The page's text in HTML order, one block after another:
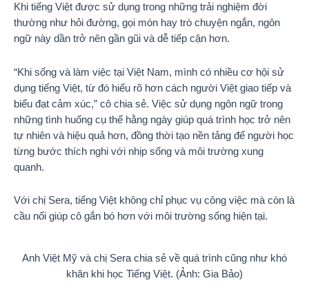
Khi tiếng Việt được sử dụng trong những trải nghiệm đời
thường như hỏi đường, gọi món hay trò chuyện ngắn, ngôn
ngữ này dần trở nên gần gũi và dễ tiếp cận hơn.
“Khi sống và làm việc tại Việt Nam, mình có nhiều cơ hội sử
dụng tiếng Việt, từ đó hiểu rõ hơn cách người Việt giao tiếp và
biểu đạt cảm xúc,” cô chia sẻ. Việc sử dụng ngôn ngữ trong
những tình huống cụ thể hằng ngày giúp quá trình học trở nên
tự nhiên và hiệu quả hơn, đồng thời tạo nền tảng để người học
từng bước thích nghi với nhịp sống và môi trường xung
quanh.
Với chị Sera, tiếng Việt không chỉ phục vụ công việc mà còn là
cầu nối giúp cô gắn bó hơn với môi trường sống hiện tại.
Anh Việt Mỹ và chị Sera chia sẻ về quá trình cũng như khó
khăn khi học Tiếng Việt. (Ảnh: Gia Bảo)